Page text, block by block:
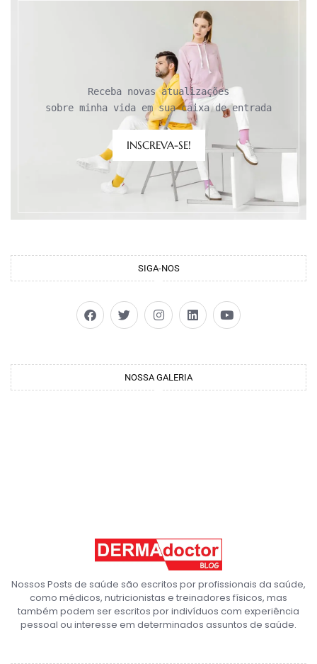
Receba novas atualizações
sobre minha vida em sua caixa de entrada
INSCREVA-SE!
SIGA-NOS
NOSSA GALERIA
Nossos Posts de saúde são escritos por profissionais da saúde,
como médicos, nutricionistas e treinadores físicos, mas
também podem ser escritos por indivíduos com experiência
pessoal ou interesse em determinados assuntos de saúde.